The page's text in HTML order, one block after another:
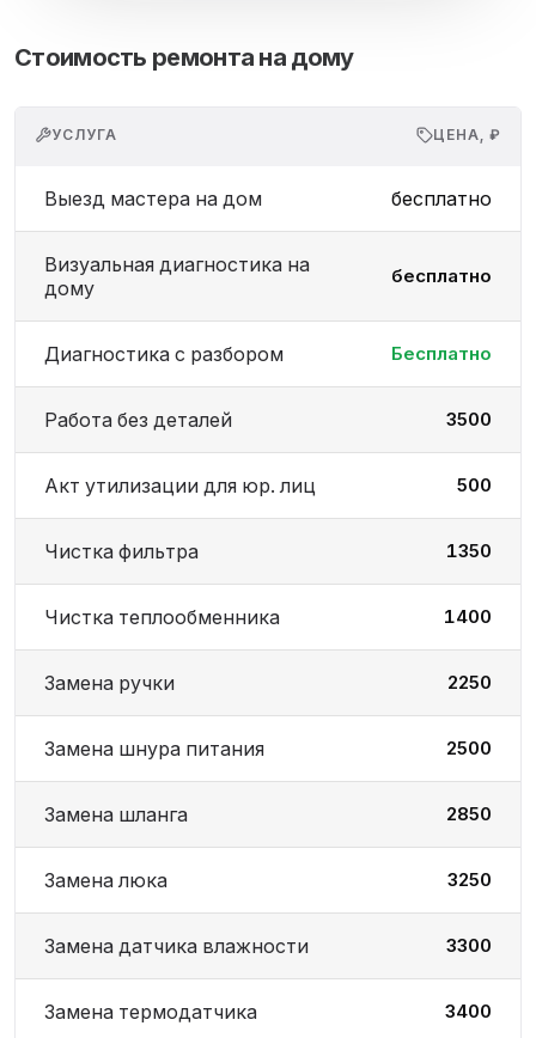
Стоимость ремонта на дому
УСЛУГА ЦЕНА, ₽
Выезд мастера на дом бесплатно
Визуальная диагностика на
дому
бесплатно
Диагностика с разбором Бесплатно
Работа без деталей 3500
Акт утилизации для юр. лиц 500
Чистка фильтра 1350
Чистка теплообменника 1400
Замена ручки 2250
Замена шнура питания 2500
Замена шланга 2850
Замена люка 3250
Замена датчика влажности 3300
Замена термодатчика 3400